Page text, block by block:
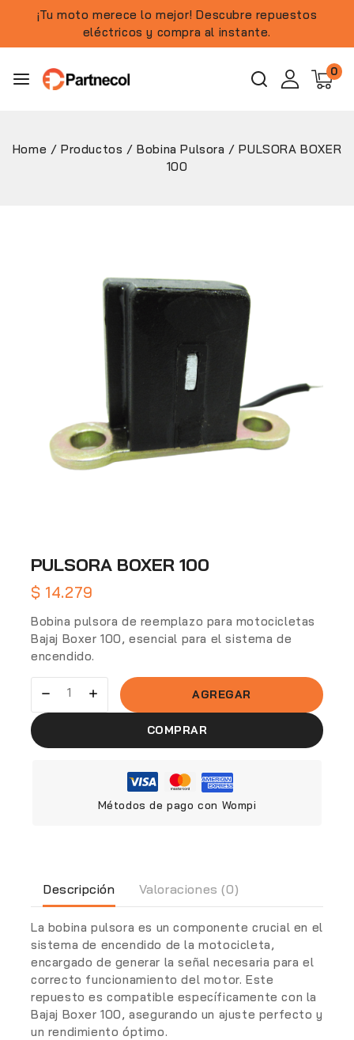
¡Tu moto merece lo mejor! Descubre repuestos
eléctricos y compra al instante.
0
Home / Productos / Bobina Pulsora / PULSORA BOXER
100
PULSORA BOXER 100
$ 14.279
Bobina pulsora de reemplazo para motocicletas
Bajaj Boxer 100, esencial para el sistema de
encendido.
AGREGAR
COMPRAR
Métodos de pago con Wompi
Descripción Valoraciones (0)
La bobina pulsora es un componente crucial en el
sistema de encendido de la motocicleta,
encargado de generar la señal necesaria para el
correcto funcionamiento del motor. Este
repuesto es compatible específicamente con la
Bajaj Boxer 100, asegurando un ajuste perfecto y
un rendimiento óptimo.